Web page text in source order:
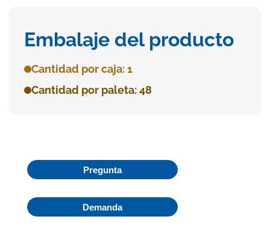
Embalaje del producto
Cantidad por caja: 1
Cantidad por paleta: 48
Pregunta
Demanda